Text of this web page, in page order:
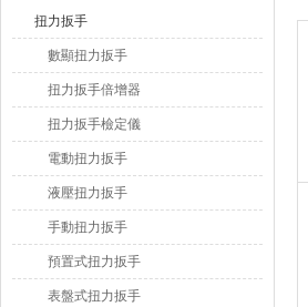
扭力扳手
數顯扭力扳手
扭力扳手倍增器
扭力扳手檢定儀
電動扭力扳手
液壓扭力扳手
手動扭力扳手
預置式扭力扳手
表盤式扭力扳手